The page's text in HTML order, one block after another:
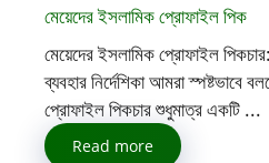
মেয়েদের ইসলামিক প্রোফাইল পিক
মেয়েদের ইসলামিক প্রোফাইল
ব্যবহার নির্দেশিকা আমরা স্পষ্টভাবে
প্রোফাইল পিকচার শুধুমাত্র একটি ...
Read more